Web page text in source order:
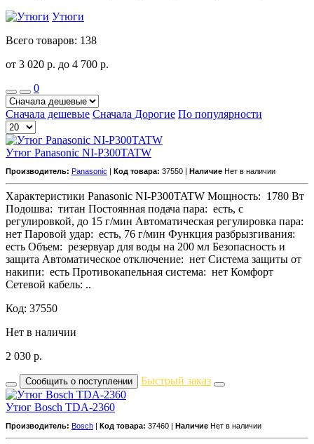
Утюги
Всего товаров: 138
от 3 020 р. до 4 700 р.
0
Сначала дешевые Сначала Дорогие По популярности
Утюг Panasonic NI-P300TATW
Производитель: Panasonic | Код товара: 37550 | Наличие Нет в наличии
Характеристики Panasonic NI-P300TATW Мощность: 1780 Вт
Подошва: титан Постоянная подача пара: есть, с
регулировкой, до 15 г/мин Автоматическая регулировка пара:
нет Паровой удар: есть, 76 г/мин Функция разбрызгивания:
есть Объем: резервуар для воды на 200 мл Безопасность и
защита Автоматическое отключение: нет Система защиты от
накипи: есть Противокапельная система: нет Комфорт
Сетевой кабель: ..
Код: 37550
Нет в наличии
2 030 р.
Сообщить о поступлении Быстрый заказ
Утюг Bosch TDA-2360
Производитель: Bosch | Код товара: 37460 | Наличие Нет в наличии